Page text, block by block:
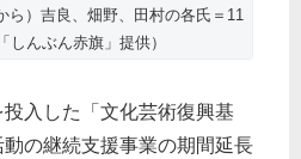
ら）吉良、畑野、田村の各氏＝11
しんぶん赤旗」提供）
入した「文化芸術復興基
の継続支援事業の期間延長